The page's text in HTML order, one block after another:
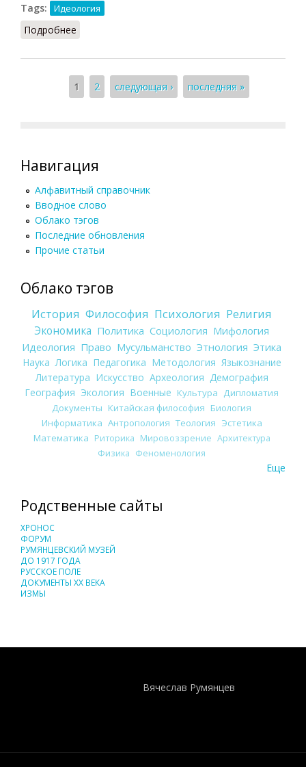
Tags:
Идеология
Подробнее
Страницы
1 2 следующая › последняя »
Навигация
Алфавитный справочник
Вводное слово
Облако тэгов
Последние обновления
Прочие статьи
Облако тэгов
История Философия Психология Религия
Экономика Политика Социология Мифология
Идеология Право Мусульманство Этнология Этика
Наука Логика Педагогика Методология Языкознание
Литература Искусство Археология Демография
География Экология Военные Культура
Дипломатия
Документы Китайская философия Биология
Информатика Антропология Теология Эстетика
Математика Риторика Мировоззрение Архитектура
Физика Феноменология
Еще
Родственные сайты
ХРОНОС
ФОРУМ
РУМЯНЦЕВСКИЙ МУЗЕЙ
ДО 1917 ГОДА
РУССКОЕ ПОЛЕ
ДОКУМЕНТЫ XX ВЕКА
ИЗМЫ
Вячеслав Румянцев